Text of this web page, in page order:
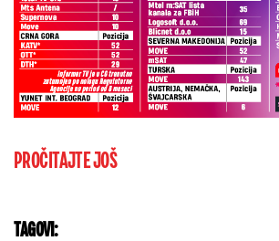
PROČITAJTE JOŠ
TAGOVI: